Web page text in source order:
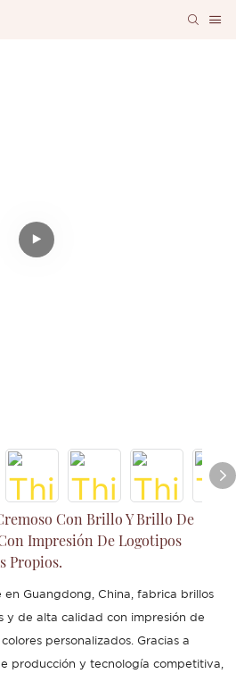
Con Brillo Y Brillo De
Impresión De Logotipos
Propios.
en Guangdong, China, fabrica brillos
y de alta calidad con impresión de
personalizados. Gracias a
producción y tecnología competitiva,